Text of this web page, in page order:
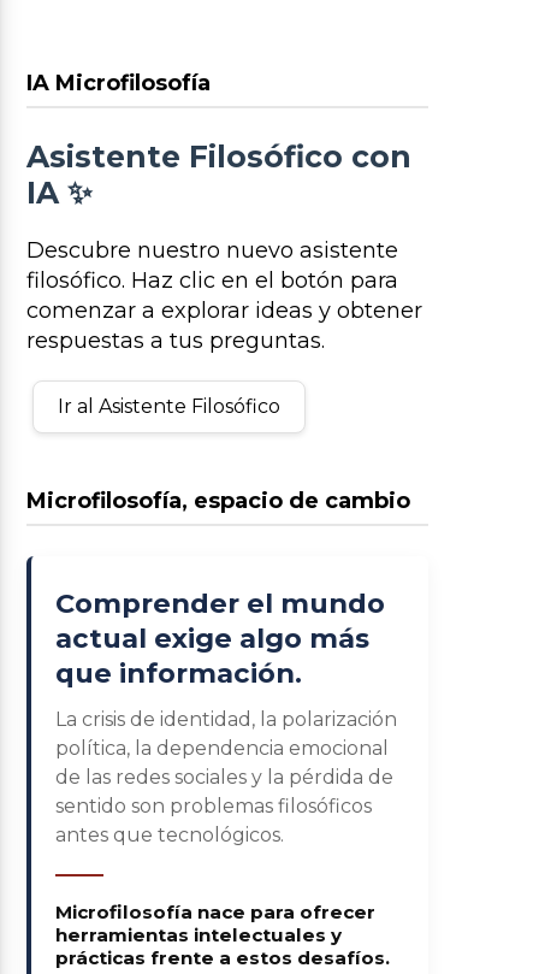
IA Microfilosofía
Asistente Filosófico con
IA ✨
Descubre nuestro nuevo asistente
filosófico. Haz clic en el botón para
comenzar a explorar ideas y obtener
respuestas a tus preguntas.
Ir al Asistente Filosófico
Microfilosofía, espacio de cambio
Comprender el mundo
actual exige algo más
que información.
La crisis de identidad, la polarización
política, la dependencia emocional
de las redes sociales y la pérdida de
sentido son problemas filosóficos
antes que tecnológicos.
Microfilosofía nace para ofrecer
herramientas intelectuales y
prácticas frente a estos desafíos.